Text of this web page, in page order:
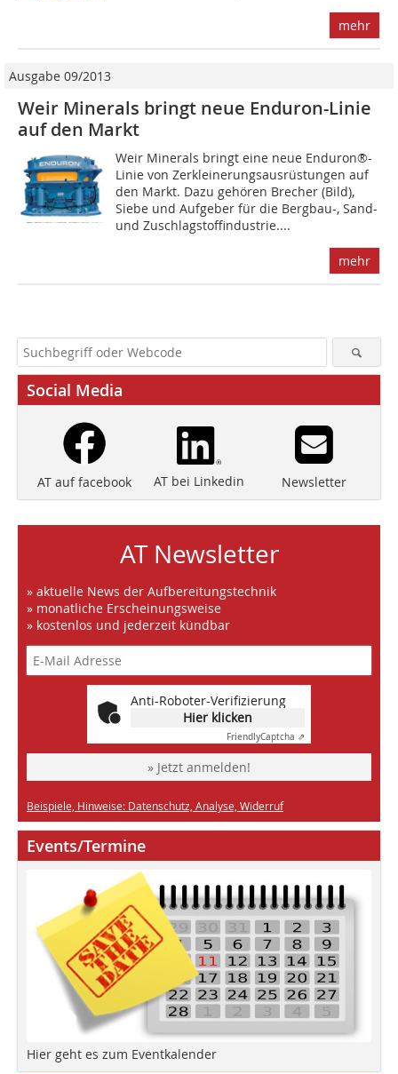
mehr
Ausgabe 09/2013
Weir Minerals bringt neue ­Enduron-Linie
auf den Markt
Weir Minerals bringt eine neue Enduron®-
Linie von Zerkleinerungsausrüstungen auf
den Markt. Dazu gehören Brecher (Bild),
Siebe und Aufgeber für die Bergbau-, Sand-
und Zuschlagstoffindustrie....
mehr
Social Media
AT auf facebook AT bei Linkedin Newsletter
AT Newsletter
» aktuelle News der Aufbereitungstechnik
» monatliche Erscheinungsweise
» kostenlos und jederzeit kündbar
Anti-Roboter-Verifizierung
Hier klicken
FriendlyCaptcha ⇗
» Jetzt anmelden!
Beispiele, Hinweise: Datenschutz, Analyse, Widerruf
Events/Termine
Hier geht es zum Eventkalender